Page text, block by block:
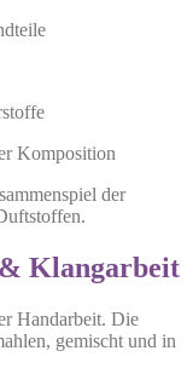
Komposition
der
Klangarbeit
Handarbeit. Die
gemischt und in